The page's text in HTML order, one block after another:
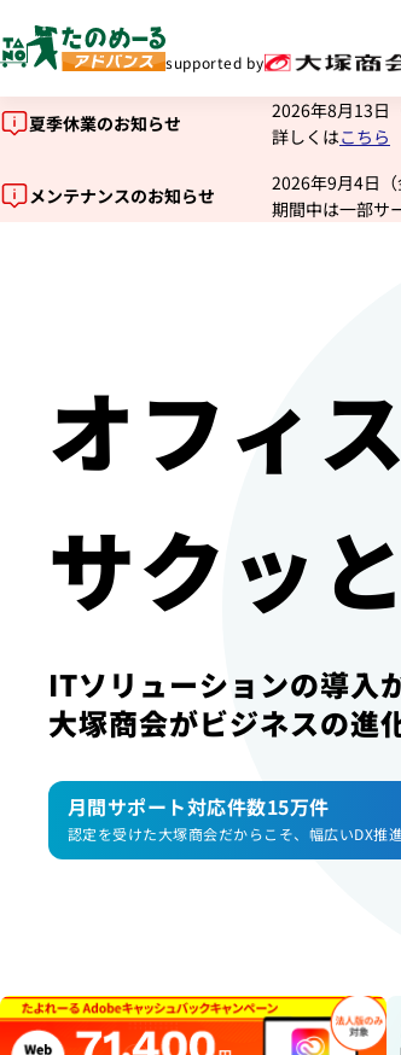
supported by
夏季休業のお知らせ
2026年8月13日
詳しくはこちら
メンテナンスのお知らせ
2026年9月4日（
期間中は一部サ
オフィ
サクッ
ITソリューションの導入
大塚商会がビジネスの進
月間サポート対応件数15万件
認定を受けた大塚商会だからこそ、 幅広いDX推